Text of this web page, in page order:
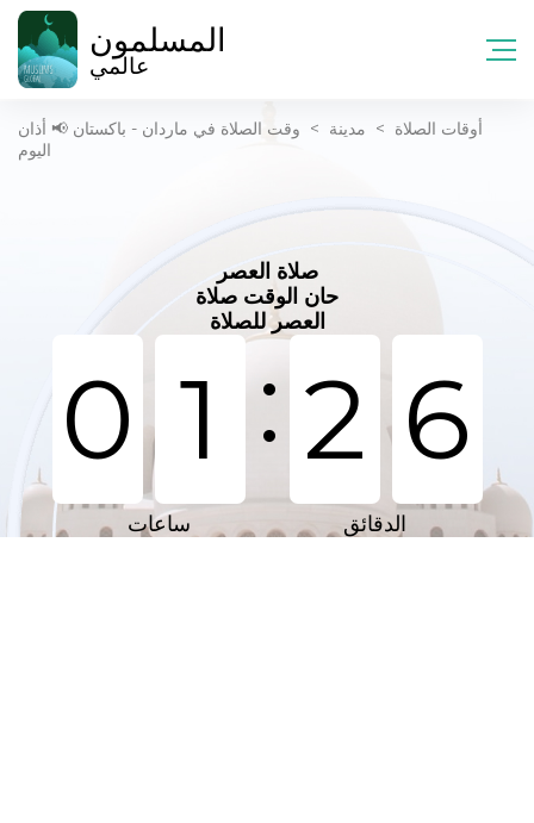
المسلمون
عالمي
أوقات الصلاة > مدينة > وقت الصلاة في ماردان - باكستان 📢 أذان
اليوم
صلاة العصر
حان الوقت صلاة
العصر للصلاة
0 1 : 2 6
ساعات الدقائق